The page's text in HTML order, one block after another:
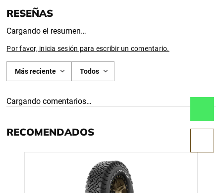
Cargando el resumen…
Por favor, inicia sesión para escribir un comentario.
Más reciente Todos
Cargando comentarios…
RECOMENDADOS